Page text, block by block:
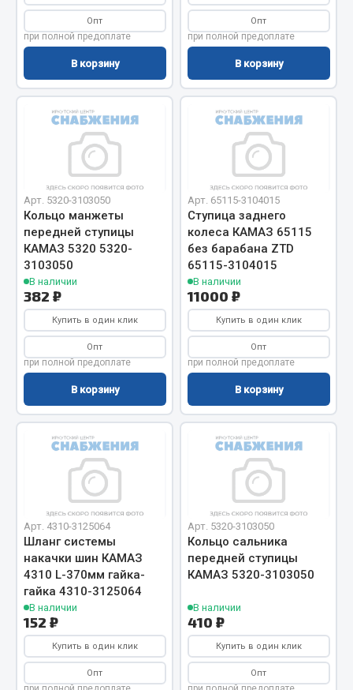
Система охлаждения
Коробка передач
Рулевое управление
Тормозная система
Показать ещё
Весь раздел
Запчасти HOWO
Тормозная система
Двигатель
Подвеска
Система питания
Система выпуска газа
Система охлаждения
Весь раздел
Запчасти SHAANXI (SHACMAN)
Система питания
Тормозная система
Колеса и шины
Система охлаждения
Подвеска
Кабина
Оперение кабины
Показать ещё
Опт
при полной предоплате
В корзину
Опт
при полной предоплате
В корзину
Арт. 5320-3103050
Кольцо манжеты
передней ступицы
КАМАЗ 5320 5320-
3103050
В наличии
382 ₽
Купить в один клик
Опт
при полной предоплате
В корзину
Арт. 65115-3104015
Ступица заднего
колеса КАМАЗ 65115
без барабана ZTD
65115-3104015
В наличии
11000 ₽
Купить в один клик
Опт
при полной предоплате
В корзину
Арт. 4310-3125064
Шланг системы
накачки шин КАМАЗ
4310 L-370мм гайка-
гайка 4310-3125064
В наличии
152 ₽
Купить в один клик
Опт
Арт. 5320-3103050
Кольцо сальника
передней ступицы
КАМАЗ 5320-3103050
В наличии
410 ₽
Купить в один клик
Опт